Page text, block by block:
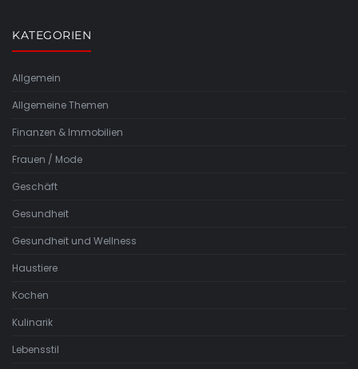
KATEGORIEN
Allgemein
Allgemeine Themen
Finanzen & Immobilien
Frauen / Mode
Geschäft
Gesundheit
Gesundheit und Wellness
Haustiere
Kochen
Kulinarik
Lebensstil